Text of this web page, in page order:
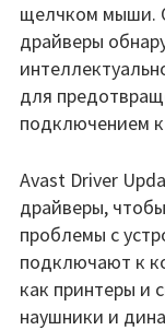
щелчком мыши.
драйверы
для
подключением
Avast Driver
драйверы,
проблемы с
подключают к
как принтеры и
наушники и